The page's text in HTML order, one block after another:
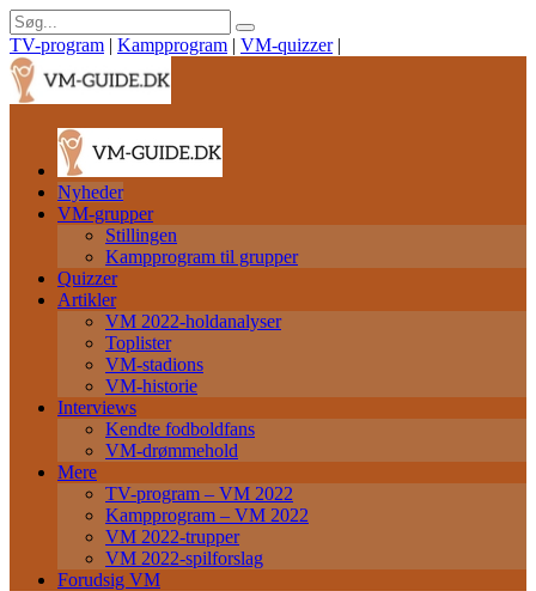
TV-program | Kampprogram | VM-quizzer |
Nyheder
VM-grupper
Stillingen
Kampprogram til grupper
Quizzer
Artikler
VM 2022-holdanalyser
Toplister
VM-stadions
VM-historie
Interviews
Kendte fodboldfans
VM-drømmehold
Mere
TV-program – VM 2022
Kampprogram – VM 2022
VM 2022-trupper
VM 2022-spilforslag
Forudsig VM